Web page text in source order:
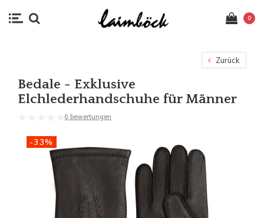
0
Zurück
Bedale - Exklusive
Elchlederhandschuhe für Männer
0 bewertungen
-33%